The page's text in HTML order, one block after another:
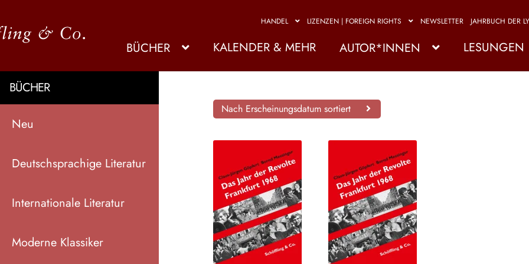
HANDEL LIZENZEN | FOREIGN RIGHTS NEWSLETTER JAHRBUCH DER
BÜCHER KALENDER & MEHR AUTOR*INNEN LESUNGEN
BÜCHER
Neu
Deutschsprachige Literatur
Internationale Literatur
Moderne Klassiker
Nach Erscheinungsdatum sortiert